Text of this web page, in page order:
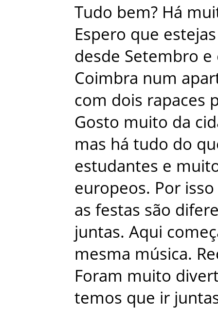
Tudo bem? Há
Espero que estejas
desde Setembro e
Coimbra num
com dois rapaces
Gosto muito da
mas há tudo do
estudantes e
europeos. Por isso
as festas são
juntas. Aqui
mesma música.
Foram muito
temos que ir